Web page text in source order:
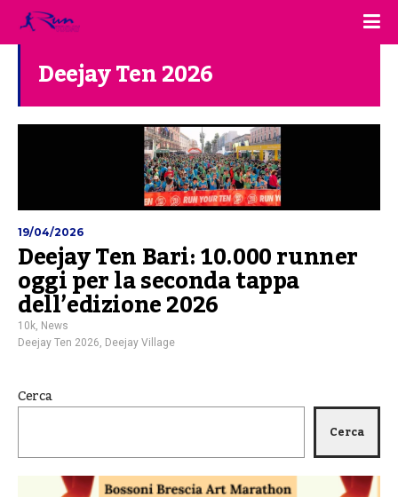
Deejay Ten 2026
19/04/2026
Deejay Ten Bari: 10.000 runner
oggi per la seconda tappa
dell’edizione 2026
10k News
Deejay Ten 2026 Deejay Village
Cerca
Cerca